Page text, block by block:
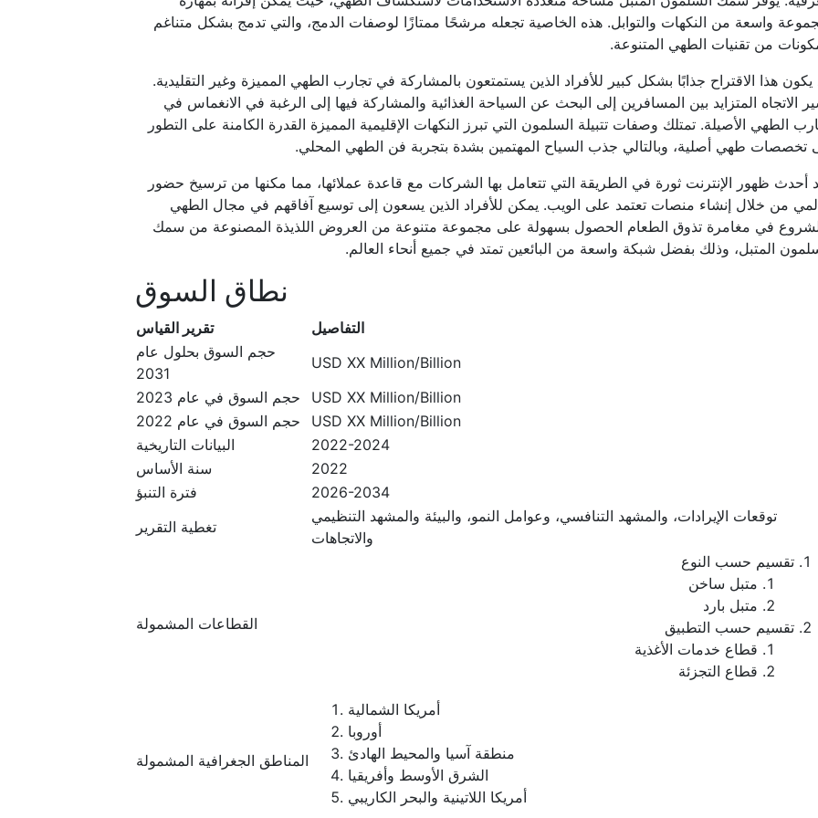
واسعة من النكهات والتوابل. هذه الخاصية تجعله مرشحًا ممتازًا لوصفات الدمج، والتي تدمج بشكل متناغم
من تقنيات الطهي المتنوعة.
يكون هذا الاقتراح جذابًا بشكل كبير للأفراد الذين يستمتعون بالمشاركة في تجارب الطهي المميزة وغير التقليدية.
الاتجاه المتزايد بين المسافرين إلى البحث عن السياحة الغذائية والمشاركة فيها إلى الرغبة في الانغماس في
الطهي الأصيلة. تمتلك وصفات تتبيلة السلمون التي تبرز النكهات الإقليمية المميزة القدرة الكامنة على التطور
تخصصات طهي أصلية، وبالتالي جذب السياح المهتمين بشدة بتجربة فن الطهي المحلي.
أحدث ظهور الإنترنت ثورة في الطريقة التي تتعامل بها الشركات مع قاعدة عملائها، مما مكنها من ترسيخ حضور
من خلال إنشاء منصات تعتمد على الويب. يمكن للأفراد الذين يسعون إلى توسيع آفاقهم في مجال الطهي
في مغامرة تذوق الطعام الحصول بسهولة على مجموعة متنوعة من العروض اللذيذة المصنوعة من سمك
المتبل، وذلك بفضل شبكة واسعة من البائعين تمتد في جميع أنحاء العالم.
نطاق السوق
تقرير القياس
التفاصيل
حجم السوق بحلول عام
2031
USD XX Million/Billion
حجم السوق في عام 2023
USD XX Million/Billion
حجم السوق في عام 2022
USD XX Million/Billion
البيانات التاريخية
2022-2024
سنة الأساس
2022
فترة التنبؤ
2026-2034
تغطية التقرير
توقعات الإيرادات، والمشهد التنافسي، وعوامل النمو، والبيئة والمشهد التنظيمي
والاتجاهات
القطاعات المشمولة
تقسيم حسب النوع
متبل ساخن
متبل بارد
تقسيم حسب التطبيق
قطاع خدمات الأغذية
قطاع التجزئة
المناطق الجغرافية المشمولة
أمريكا الشمالية
أوروبا
منطقة آسيا والمحيط الهادئ
الشرق الأوسط وأفريقيا
أمريكا اللاتينية والبحر الكاريبي